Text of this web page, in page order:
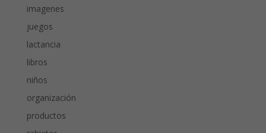
imagenes
juegos
lactancia
libros
niños
organización
productos